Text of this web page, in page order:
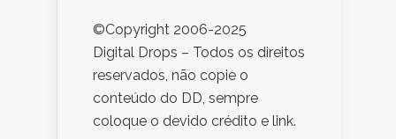
©Copyright 2006-2025
Digital Drops – Todos os direitos
reservados, não copie o
conteúdo do DD, sempre
coloque o devido crédito e link.